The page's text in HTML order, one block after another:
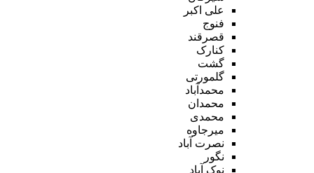
علی اکبر
فنوج
قصرقند
کنارک
گشت
گلمورتی
محمدآباد
محمدان
محمدی
میرجاوه
نصرت آباد
نگور
نوک آباد